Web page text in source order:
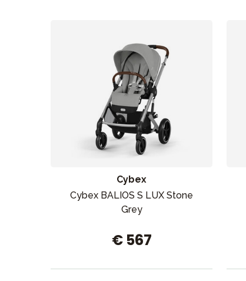
Cybex
Cybex BALIOS S LUX Stone
Grey
€ 567